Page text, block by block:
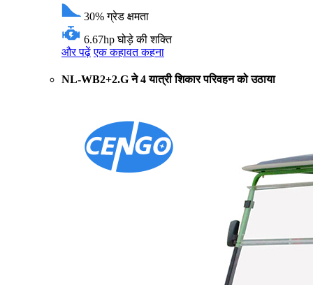
30% ग्रेड क्षमता
6.67hp घोड़े की शक्ति
और पढ़ें एक कहावत कहना
NL-WB2+2.G ने 4 यात्री शिकार परिवहन को उठाया